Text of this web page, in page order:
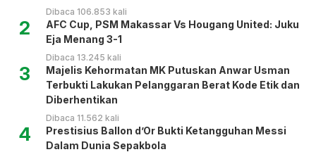
Dibaca 106.853 kali
2
AFC Cup, PSM Makassar Vs Hougang United: Juku
Eja Menang 3-1
Dibaca 13.245 kali
3
Majelis Kehormatan MK Putuskan Anwar Usman
Terbukti Lakukan Pelanggaran Berat Kode Etik dan
Diberhentikan
Dibaca 11.562 kali
4
Prestisius Ballon d’Or Bukti Ketangguhan Messi
Dalam Dunia Sepakbola